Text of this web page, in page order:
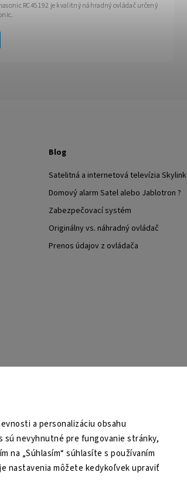
a personalizáciu obsahu
sú nevyhnutné pre fungovanie stránky,
na „Súhlasím“ súhlasíte s používaním
nastavenia môžete kedykoľvek upraviť
RC45192 je kvalitný náhradný ovládač určený
Blog
Satelitná a internetová televízia Skylink
Domový alarm Satel alebo Jablotron ?
Zabezpečovací systém
Originálny vs. náhradný ovládač
Prenos údajov z ovládača
TESA-SECURITY YouTube TESA Shop